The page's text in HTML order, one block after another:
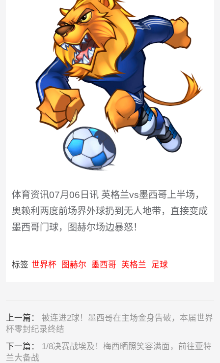
体育资讯07月06日讯 英格兰vs墨西哥上半场，
奥赖利两度前场界外球扔到无人地带，直接变成
墨西哥门球，图赫尔场边暴怒！
标签 世界杯 图赫尔 墨西哥 英格兰 足球
上一篇： 被连进2球！墨西哥在主场金身告破，本届世界
杯零封纪录终结
下一篇： 1/8决赛战埃及！梅西晒照笑容满面，前往亚特
兰大备战